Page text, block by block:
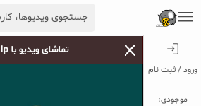
ورود / ثبت نام
موجودی: